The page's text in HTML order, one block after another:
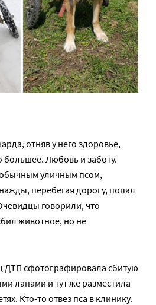
отняв у него здоровье,
большее. Любовь и заботу.
уличным псом,
перебегая дорогу, попал
говорили, что
животное, но не
ДТП сфотографировала сбитую
лапами и тут же разместила
Кто-то отвез пса в клинику.